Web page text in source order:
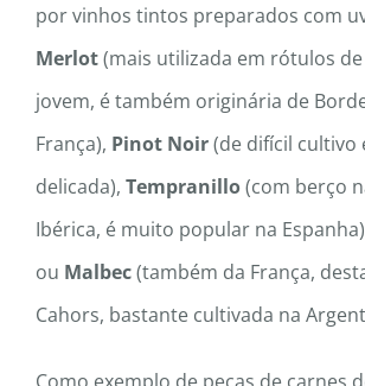
por vinhos tintos preparados com
Merlot(mais utilizada em rótulos
jovem, é também originária de
França), Pinot Noir(de difícil cultivo
delicada), Tempranillo(com berço
Ibérica, é muito popular na Espanha)
ou Malbec(também da França,
Cahors, bastante cultivada na